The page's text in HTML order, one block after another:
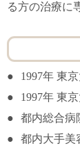
る方の治療に
1997年 東
1997年 東
都内総合病
都内大手